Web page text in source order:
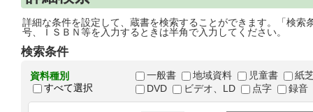
詳細な条件を設定して、蔵書を検索することができます。「検
号、ＩＳＢＮ等を入力するときは半角で入力してください。
検索条件
資料種別
すべて選択
一般書 地域資料 児童書
紙
DVD
ビデオ、LD 点字 録音